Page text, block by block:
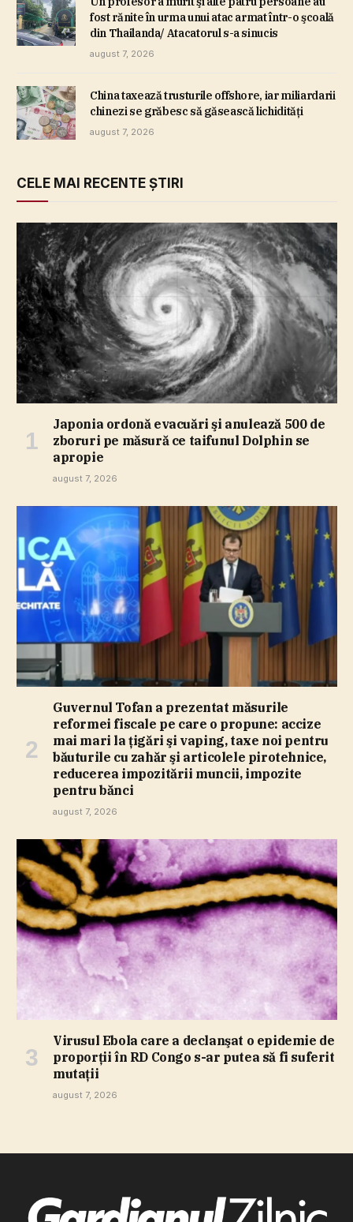
fost rănite în urma unui atac armat într-o şcoală
din Thailanda/ Atacatorul s-a sinucis
august 7, 2026
China taxează trusturile offshore, iar miliardarii
chinezi se grăbesc să găsească lichidităţi
august 7, 2026
CELE MAI RECENTE ȘTIRI
Japonia ordonă evacuări şi anulează 500 de
zboruri pe măsură ce taifunul Dolphin se
apropie
august 7, 2026
Guvernul Tofan a prezentat măsurile
reformei fiscale pe care o propune: accize
mai mari la ţigări şi vaping, taxe noi pentru
băuturile cu zahăr şi articolele pirotehnice,
reducerea impozitării muncii, impozite
pentru bănci
august 7, 2026
Virusul Ebola care a declanşat o epidemie de
proporţii în RD Congo s-ar putea să fi suferit
mutaţii
august 7, 2026